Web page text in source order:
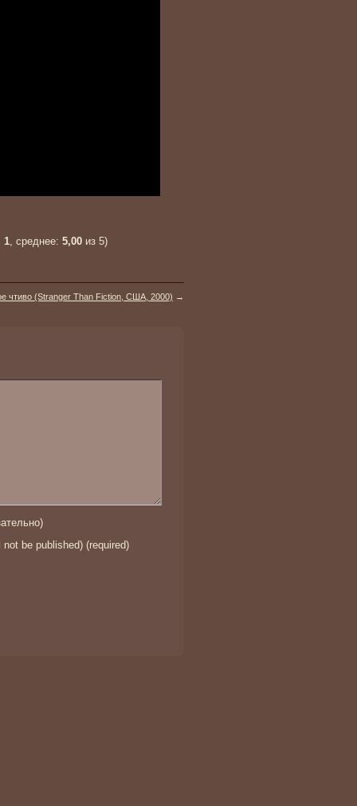
1, среднее: 5,00 из 5)
чтиво (Stranger Than Fiction, США, 2000) →
not be published) (required)